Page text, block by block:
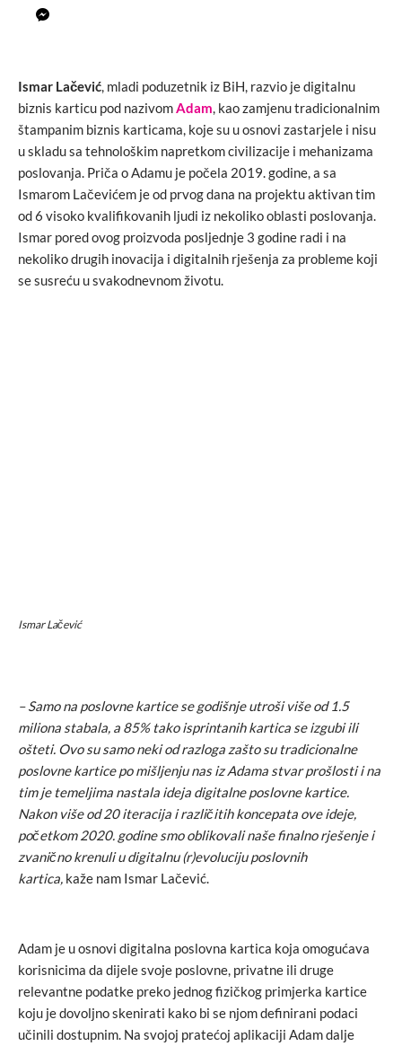
Ismar Lačević, mladi poduzetnik iz BiH, razvio je digitalnu
biznis karticu pod nazivomAdam, kao zamjenu tradicionalnim
štampanim biznis karticama, koje su u osnovi zastarjele i nisu
u skladu sa tehnološkim napretkom civilizacije i mehanizama
poslovanja. Priča o Adamu je počela 2019. godine, a sa
Ismarom Lačevićem je od prvog dana na projektu aktivan tim
od 6 visoko kvalifikovanih ljudi iz nekoliko oblasti poslovanja.
Ismar pored ovog proizvoda posljednje 3 godine radi i na
nekoliko drugih inovacija i digitalnih rješenja za probleme koji
se susreću u svakodnevnom životu.
Ismar Lačević
– Samo na poslovne kartice se godišnje utroši više od 1.5
miliona stabala, a 85% tako isprintanih kartica se izgubi ili
ošteti. Ovo su samo neki od razloga zašto su tradicionalne
poslovne kartice po mišljenju nas iz Adama stvar prošlosti i na
tim je temeljima nastala ideja digitalne poslovne kartice.
Nakon više od 20 iteracija i različitih koncepata ove ideje,
početkom 2020. godine smo oblikovali naše finalno rješenje i
zvanično krenuli u digitalnu (r)evoluciju poslovnih
kartica, kaže nam Ismar Lačević.
Adam je u osnovi digitalna poslovna kartica koja omogućava
korisnicima da dijele svoje poslovne, privatne ili druge
relevantne podatke preko jednog fizičkog primjerka kartice
koju je dovoljno skenirati kako bi se njom definirani podaci
učinili dostupnim. Na svojoj pratećoj aplikaciji Adam dalje